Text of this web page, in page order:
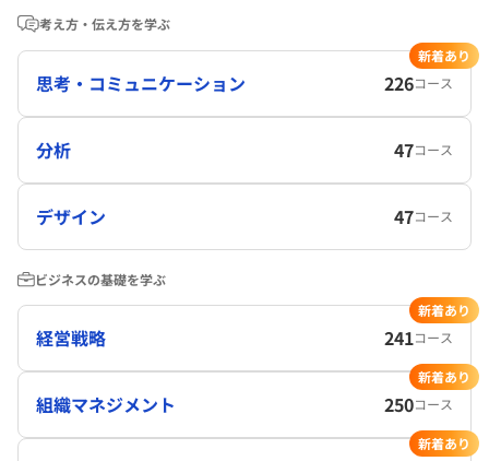
考え方・伝え方を学ぶ
思考・コミュニケーション 226コース
新着あり
分析 47コース
デザイン 47コース
ビジネスの基礎を学ぶ
経営戦略 241コース
新着あり
組織マネジメント 250コース
新着あり
新着あり